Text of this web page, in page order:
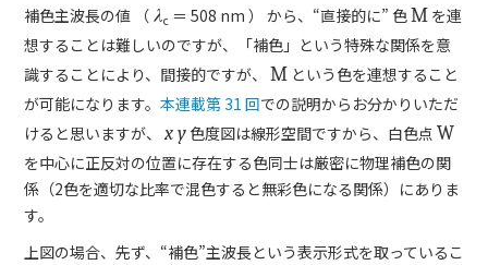
補色主波長の値 （ λc ＝ 508 nm ） から、“直接的に” 色M を連
想することは難しいのですが、「補色」という特殊な関係を意
識することにより、間接的ですが、 M という色を連想すること
が可能になります。 本連載第 31 回での説明からお分かりいただ
けると思いますが、 x y 色度図は線形空間ですから、白色点 W
を中心に正反対の位置に存在する色同士は厳密に物理補色の関
係（2色を適切な比率で混色すると無彩色になる関係）にありま
す。
上図の場合、先ず、“補色”主波長という表示形式を取っているこ